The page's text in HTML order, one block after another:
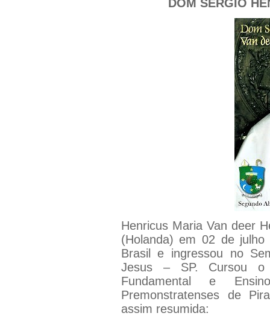
DOM SÉRGIO
Henricus Maria Van deer
(Holanda) em 02 de
Brasil e ingressou no
Jesus – SP. Cursou
Fundamental e
Premonstratenses de
assim resumida: